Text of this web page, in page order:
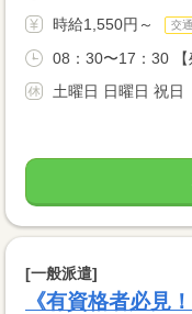
時給1,550円～ 交
08：30〜17：30
土曜日 日曜日 祝日
[一般派遣]
《有資格者必見